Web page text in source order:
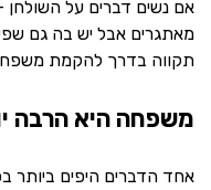
אם נשים דברים על השולחן
מאתגרים אבל יש בה גם
תקווה בדרך להקמת
משפחה היא הרבה
אחד הדברים היפים ביותר